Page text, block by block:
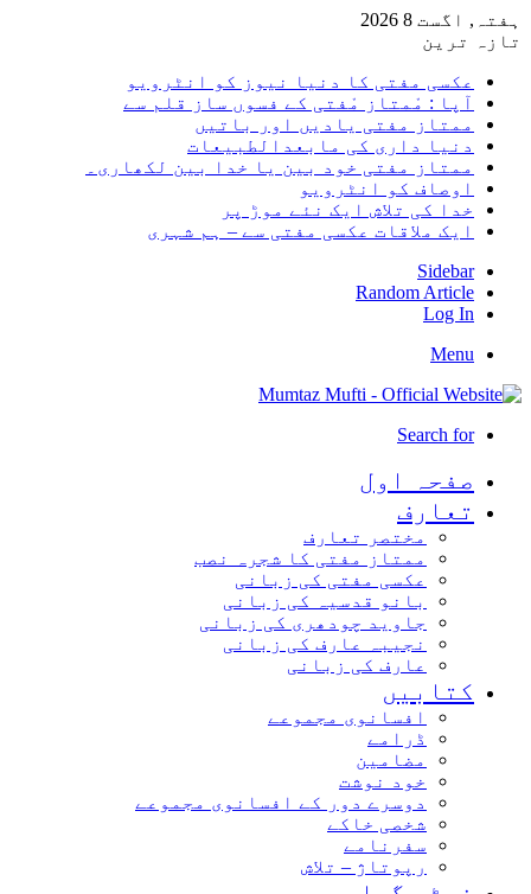
ہفتہ, اگست 8 2026
تازہ ترین
عکسی مفتی کا دنیا نیوز کو انٹرویو
آپا : مْمتاز مْفتی کے فسوں ساز قلم سے
ممتاز مفتی یادیں اور باتیں
دنیا داری کی مابعدالطبیعات
ممتاز مفتی خود بین یا خدا بین لکھاری۔
اوصاف کو انٹرویو
خدا کی تلاش ایک نئے موڑ پر
ایک ملاقات عکسی مفتی سے – ہم شہری
Sidebar
Random Article
Log In
Menu
Search for
صفحہ اول
تعارف
مختصر تعارف
ممتاز مفتی کا شجرہ نصب
عکسی مفتی کی زبانی
بانو قدسیہ کی زبانی
جاوید چودھری کی زبانی
نجیبہ عارف کی زبانی
عارف کی زبانی
کتابیں
افسانوی مجموعے
ڈرامے
مضامین
خود نوشت
دوسرے دور کے افسانوی مجموعے
شخصی خاکے
سفرنامے
رپوتاژ – تلاش